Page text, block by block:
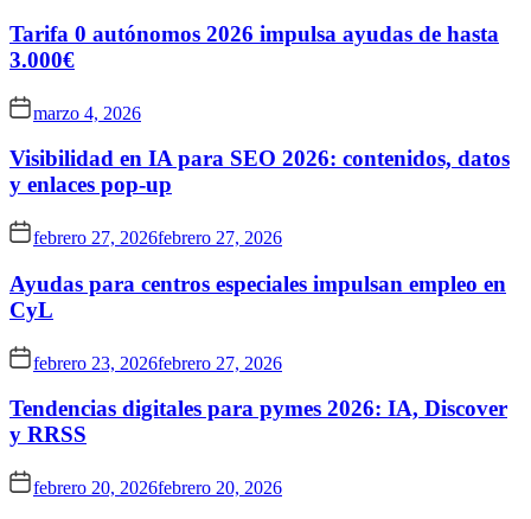
Tarifa 0 autónomos 2026 impulsa ayudas de hasta
3.000€
marzo 4, 2026
Visibilidad en IA para SEO 2026: contenidos, datos
y enlaces pop-up
febrero 27, 2026febrero 27, 2026
Ayudas para centros especiales impulsan empleo en
CyL
febrero 23, 2026febrero 27, 2026
Tendencias digitales para pymes 2026: IA, Discover
y RRSS
febrero 20, 2026febrero 20, 2026